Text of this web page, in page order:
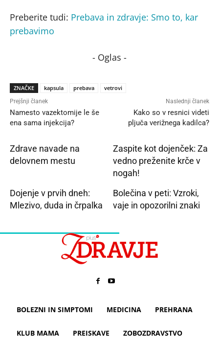
Preberite tudi: Prebava in zdravje: Smo to, kar
prebavimo
- Oglas -
ZNAČKE kapsula prebava vetrovi
Prejšnji članek
Namesto vazektomije le še
ena sama injekcija?
Naslednji članek
Kako so v resnici videti
pljuča verižnega kadilca?
Zdrave navade na
delovnem mestu
Zaspite kot dojenček: Za
vedno preženite krče v
nogah!
Dojenje v prvih dneh:
Mlezivo, duda in črpalka
Bolečina v peti: Vzroki,
vaje in opozorilni znaki
BOLEZNI IN SIMPTOMI MEDICINA PREHRANA
KLUB MAMA PREISKAVE ZOBOZDRAVSTVO